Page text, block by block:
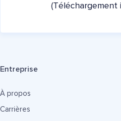
(Téléchargement
Entreprise
À propos
Carrières